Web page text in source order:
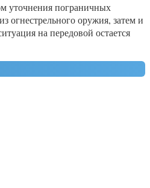
уточнения пограничных
оружия, затем и
на передовой остается